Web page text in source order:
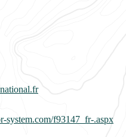
system.com/f93147_fr-.aspx